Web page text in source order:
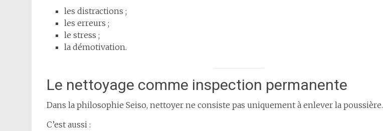
les distractions ;
les erreurs ;
le stress ;
la démotivation.
Le nettoyage comme inspection permanente
Dans la philosophie Seiso, nettoyer ne consiste pas uniquement à enlever la poussière.
C’est aussi :